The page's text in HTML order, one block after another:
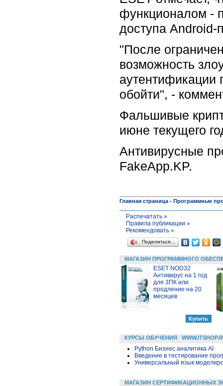
функционалом -
доступа
"После
возможность
обойти", -
Фальшивые
июне текущего
Антивирусные
FakeApp.KP.
Главная страница - Программные
Распечатать »
Правила публикации »
Рекомендовать »
Поделиться…
МАГАЗИН ПРОГРАММНОГО
ESET NOD32
Антивирус на 1 год
для 3ПК или
продление на 20
месяцев
КУРСЫ ОБУЧЕНИЯ
Python Бизнес аналитика AI
Введение в тестирование
Универсальный язык
МАГАЗИН СЕРТИФИКАЦИОННЫХ